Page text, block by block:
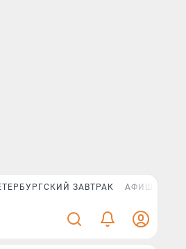
ЗАВТРАК АФИША PLUS